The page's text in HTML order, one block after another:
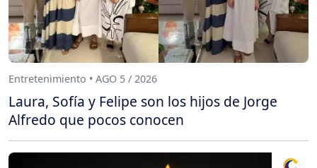
Entretenimiento • AGO 5 / 2026
Laura, Sofía y Felipe son los hijos de Jorge
Alfredo que pocos conocen